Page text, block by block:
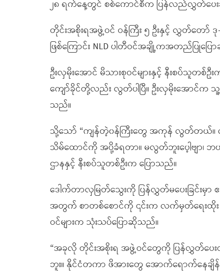
၂၈ ရက်နေ့တွင် စစ်ကောင်စီက ပြန်လည်လွှတ်ပေး
တိုင်းအစိုးရအဖွဲ့ဝင် ဝန်ကြီး ၅ ဦးနှင့် လွှတ်တော်
ဖြစ်ကြောင်း NLD ပါတီဝင်အချို့ကအတည်ပြုပြ
ဦးလှမိုးအောင် မိသားစုဝင်များနှင့် နီးစပ်သူတစ်ဦ
ကျော်ခိုင်တို့လည်း လွတ်ပါပြီ။ ဦးလှမိုးအောင်က
သည်။
သို့သော် “ကျန်တဲ့၀န်ကြီးတွေ အကုန် လွတ်တယ်။
သိမ်ထောင်ကို အပို့ခံရတာ။ မလွတ်ဘူးပေ့ါဗျာ၊
ဌာနနှင့် နီးစပ်သူတစ်ဦးက ပြောသည်။
ဒေါက်တာလှမြတ်သွေးကို ပြန်လွှတ်မပေးခြင်းမှာ
အတွက် စာတစ်စောင်ကို ၎င်းက လက်မှတ်ရေးထိုး
ဝင်များက သုံးသပ်ပြောဆိုသည်။
“အခုလို တိုင်းအစိုးရ အဖွဲ့ဝင်တွေကို ပြန်လွှတ်ပ
ဘူး။ နိုင်ငံတကာ ဖိအားတွေ အောက်ရောက်နေချိ